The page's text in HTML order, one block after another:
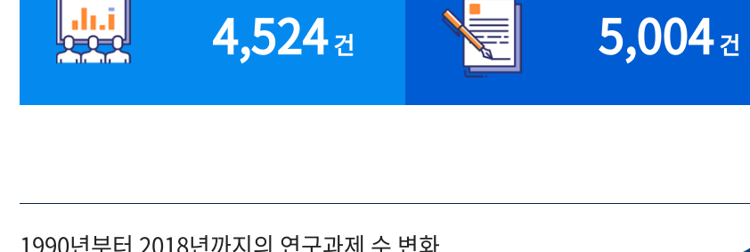
4,524건 5,004건
1990년부터 2018년까지의 연구과제 수 변화